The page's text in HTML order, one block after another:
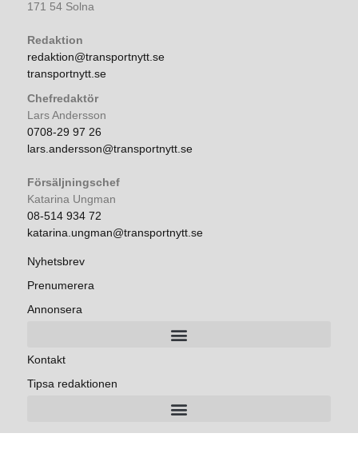
171 54 Solna
Redaktion
redaktion@transportnytt.se
transportnytt.se
Chefredaktör
Lars Andersson
0708-29 97 26
lars.andersson@transportnytt.se
Försäljningschef
Katarina Ungman
08-514 934 72
katarina.ungman@transportnytt.se
Nyhetsbrev
Prenumerera
Annonsera
Kontakt
Tipsa redaktionen